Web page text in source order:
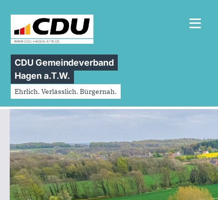
CDU Gemeindeverband
Hagen a.T.W.
Ehrlich. Verlässlich. Bürgernah.
≡